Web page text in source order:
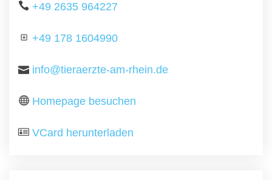
+49 2635 964227
+49 178 1604990
info@tieraerzte-am-rhein.de
Homepage besuchen
VCard herunterladen